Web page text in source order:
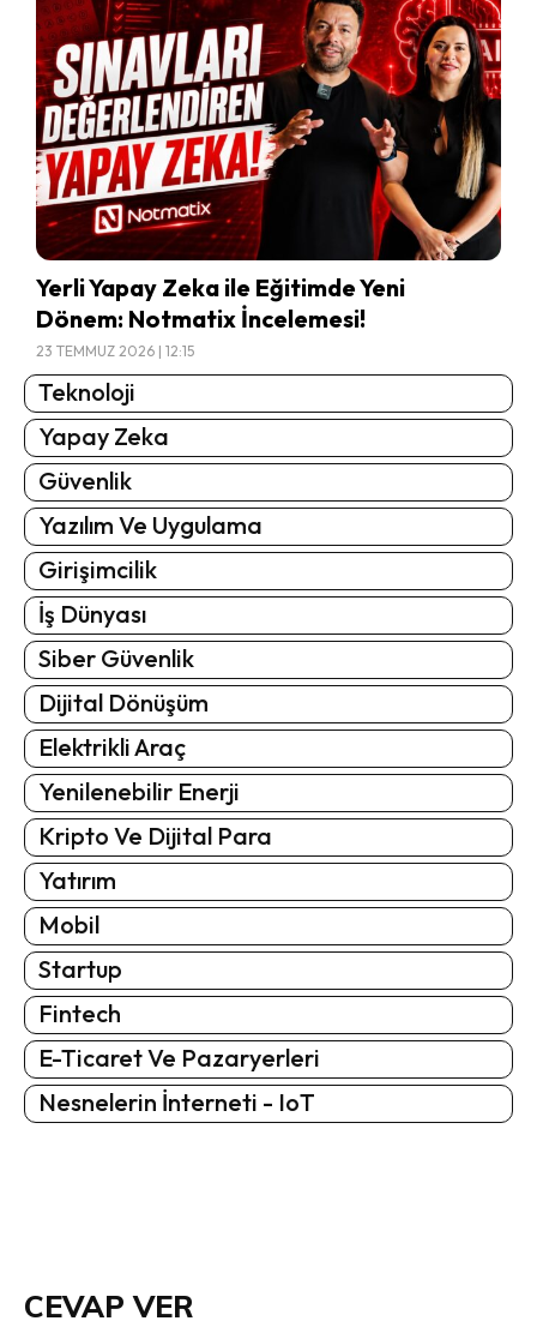
Yerli Yapay Zeka ile Eğitimde Yeni
Dönem: Notmatix İncelemesi!
23 TEMMUZ 2026 | 12:15
Teknoloji
Yapay Zeka
Güvenlik
Yazılım Ve Uygulama
Girişimcilik
İş Dünyası
Siber Güvenlik
Dijital Dönüşüm
Elektrikli Araç
Yenilenebilir Enerji
Kripto Ve Dijital Para
Yatırım
Mobil
Startup
Fintech
E-Ticaret Ve Pazaryerleri
Nesnelerin İnterneti - IoT
CEVAP VER